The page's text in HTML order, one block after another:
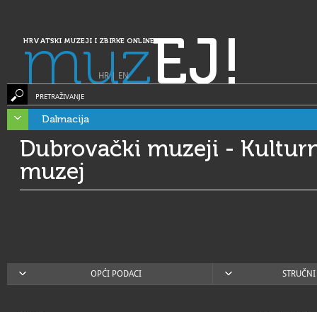
HRVATSKI MUZEJI I ZBIRKE ONLINE
muzEJ!
HR| EN
PRETRAŽIVANJE
Dalmacija
Dubrovački muzeji -
muzej
OPĆI PODACI